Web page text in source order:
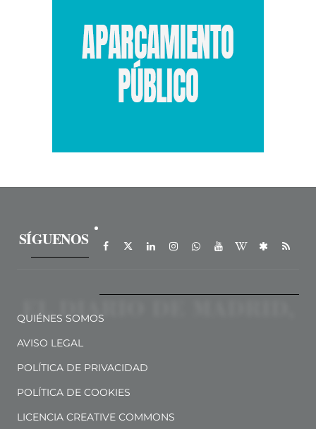
SÍGUENOS
QUIÉNES SOMOS
AVISO LEGAL
POLÍTICA DE PRIVACIDAD
POLÍTICA DE COOKIES
LICENCIA CREATIVE COMMONS